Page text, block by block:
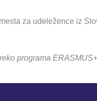
za udeležence iz
programa